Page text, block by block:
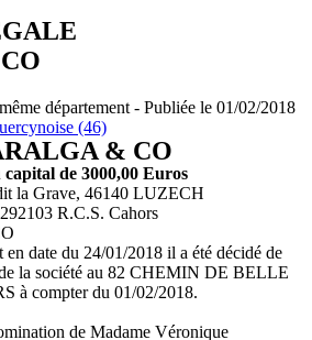
département - Publiée le 01/02/2018
(46)
& CO
capital de 3000,00 Euros
la Grave, 46140 LUZECH
R.C.S. Cahors
en date du 24/01/2018 il a été décidé de
la société au 82 CHEMIN DE BELLE
à compter du 01/02/2018.
de Madame Véronique